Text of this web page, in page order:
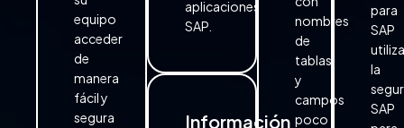
equipo
acceder
de
manera
fácil y
segura
aplicaciones
SAP.
Información
nombres
de
tablas
y
campos
poco
para
SAP
la
SAP